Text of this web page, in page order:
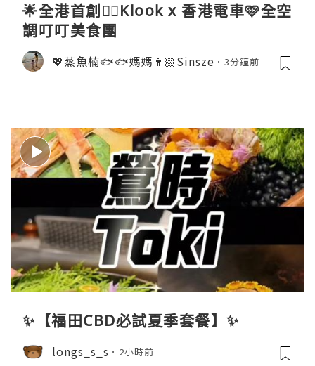
🌟全港首創☝🏻Klook x 香港電車🩷全空
調叮叮美食團
💖蒸魚楠🐟🐟媽媽👩🏻Sinsze 3分鐘前
✨【福田CBD必試夏季套餐】✨
longs_s_s 2小時前